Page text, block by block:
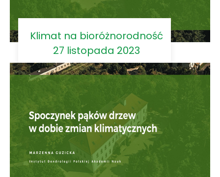
Klimat na bioróżnorodność
27 listopada 2023